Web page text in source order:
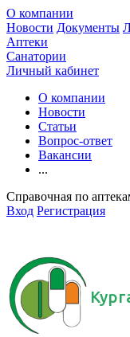
О компании
Новости Документы
Аптеки
Санатории
Личный кабинет
О компании
Новости
Статьи
Вопрос-ответ
Вакансии
...
Справочная по
Вход Регистрация